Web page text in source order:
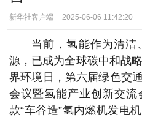
新华社客户端 2025-06-06 11:42:20
当前，氢能作为清洁
源，已成为全球碳中和战
界环境日，第六届绿色交
会议暨氢能产业创新交
款“车谷造”氢内燃机发电